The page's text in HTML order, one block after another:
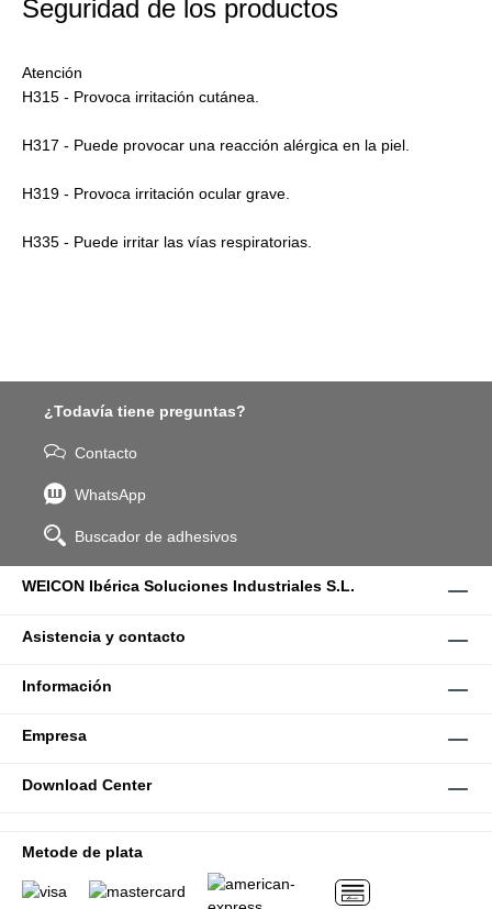
Seguridad de los productos
Atención
H315 - Provoca irritación cutánea.
H317 - Puede provocar una reacción alérgica en la piel.
H319 - Provoca irritación ocular grave.
H335 - Puede irritar las vías respiratorias.
¿Todavía tiene preguntas?
Contacto
WhatsApp
Buscador de adhesivos
WEICON Ibérica Soluciones Industriales S.L.
Asistencia y contacto
Información
Empresa
Download Center
Metode de plata